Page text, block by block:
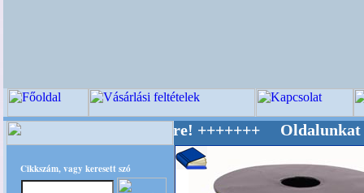
Cikkszám, vagy keresett szó
Világ Mestere! +++++++ Oldalunkat